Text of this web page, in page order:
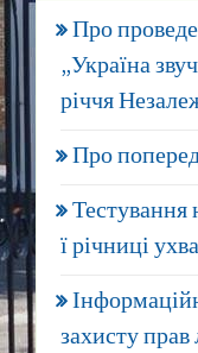
Про
„Україна
річчя
Про
Тестування
ї річниці
захисту